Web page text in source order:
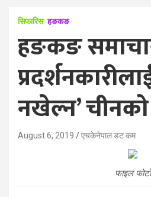
सिफारिस हङकङ
हङकङ
नखेल्न’
August 6, 2019 एचकेनेपाल डट कम
फाइल फोटो